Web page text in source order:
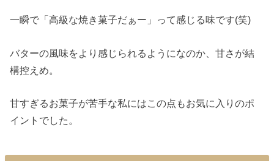
一瞬で「高級な焼き菓子だぁー」って感じる味です(笑)
バターの風味をより感じられるようになのか、甘さが結
構控えめ。
甘すぎるお菓子が苦手な私にはこの点もお気に入りのポ
イントでした。